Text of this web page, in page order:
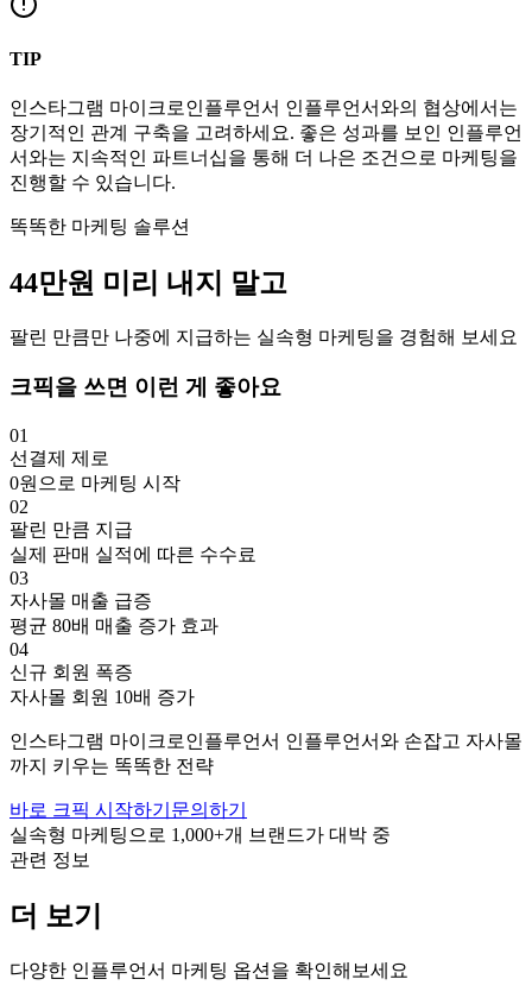
TIP
인스타그램 마이크로인플루언서 인플루언서와의 협상에서는
장기적인 관계 구축을 고려하세요. 좋은 성과를 보인 인플루언
서와는 지속적인 파트너십을 통해 더 나은 조건으로 마케팅을
진행할 수 있습니다.
똑똑한 마케팅 솔루션
44만원 미리 내지 말고
팔린 만큼만 나중에 지급하는 실속형 마케팅을 경험해 보세요
크픽을 쓰면 이런 게 좋아요
01
선결제 제로
0원으로 마케팅 시작
02
팔린 만큼 지급
실제 판매 실적에 따른 수수료
03
자사몰 매출 급증
평균 80배 매출 증가 효과
04
신규 회원 폭증
자사몰 회원 10배 증가
인스타그램 마이크로인플루언서 인플루언서와 손잡고 자사몰
까지 키우는 똑똑한 전략
바로 크픽 시작하기 문의하기
실속형 마케팅으로 1,000+개 브랜드가 대박 중
관련 정보
더 보기
다양한 인플루언서 마케팅 옵션을 확인해보세요